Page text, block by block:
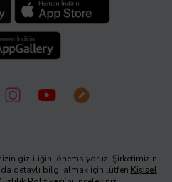
gizliliğini önemsiyoruz. Şirketimizin
detaylı bilgi almak için lütfen Kişisel